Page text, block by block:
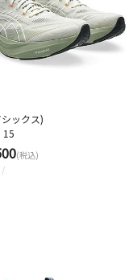
ックス)
15
(税込)